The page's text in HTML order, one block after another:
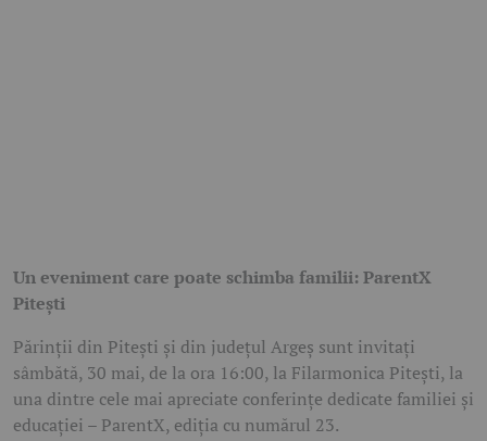
Un eveniment care poate schimba familii: ParentX
Pitești
Părinții din Pitești și din județul Argeș sunt invitați
sâmbătă, 30 mai, de la ora 16:00, la Filarmonica Pitești, la
una dintre cele mai apreciate conferințe dedicate familiei și
educației – ParentX, ediția cu numărul 23.